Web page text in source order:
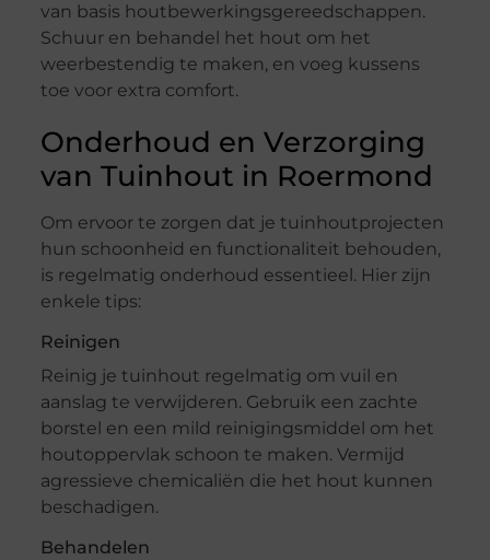
van basis houtbewerkingsgereedschappen.
Schuur en behandel het hout om het
weerbestendig te maken, en voeg kussens
toe voor extra comfort.
Onderhoud en Verzorging
van Tuinhout in Roermond
Om ervoor te zorgen dat je tuinhoutprojecten
hun schoonheid en functionaliteit behouden,
is regelmatig onderhoud essentieel. Hier zijn
enkele tips:
Reinigen
Reinig je tuinhout regelmatig om vuil en
aanslag te verwijderen. Gebruik een zachte
borstel en een mild reinigingsmiddel om het
houtoppervlak schoon te maken. Vermijd
agressieve chemicaliën die het hout kunnen
beschadigen.
Behandelen